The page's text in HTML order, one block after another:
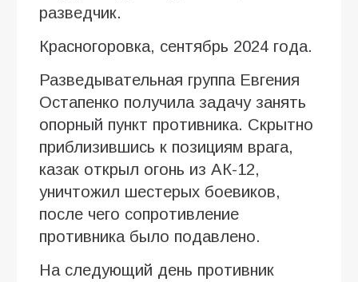
разведчик.
Красногоровка, сентябрь 2024 года.
Разведывательная группа Евгения
Остапенко получила задачу занять
опорный пункт противника. Скрытно
приблизившись к позициям врага,
казак открыл огонь из АК-12,
уничтожил шестерых боевиков,
после чего сопротивление
противника было подавлено.
На следующий день противник